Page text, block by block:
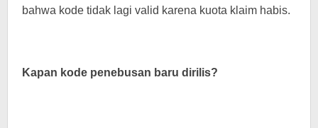
bahwa kode tidak lagi valid karena kuota klaim habis.
Kapan kode penebusan baru dirilis?